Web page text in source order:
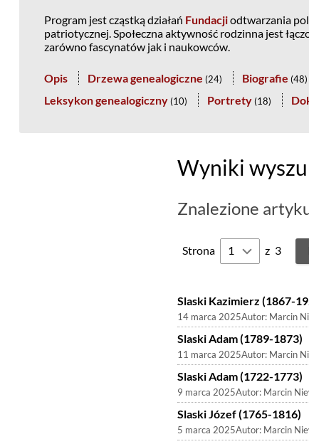
Program jest cząstką działań Fundacjiodtwarzania
patriotycznej. Społeczna aktywność rodzinna jest
zarówno fascynatów jak i naukowców.
Opis Drzewa genealogiczne (24) Biografie (48)
Leksykon genealogiczny (10) Portrety (18)
Wyniki
Znalezione
Strona z 3
Slaski Kazimierz (1867-
14 marca 2025Autor: Marcin
Slaski Adam (1789-1873)
11 marca 2025Autor: Marcin
Slaski Adam (1722-1773)
9 marca 2025Autor: Marcin
Slaski Józef (1765-1816)
5 marca 2025Autor: Marcin